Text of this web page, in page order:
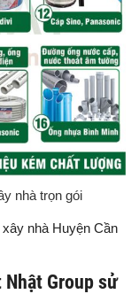
nhà trọn gói
nhà Huyện Cần
Group sử